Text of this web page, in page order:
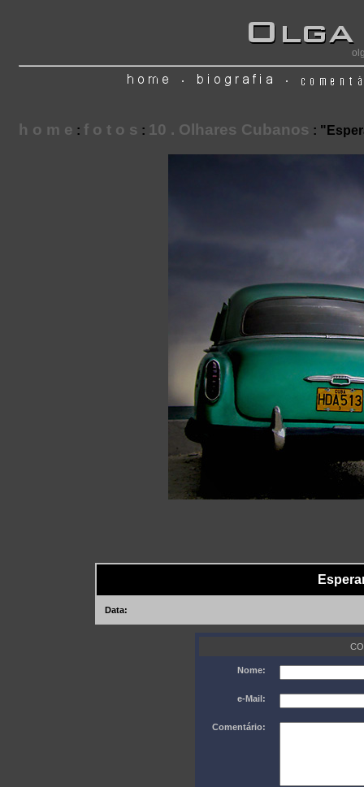
h o m e : f o t o s : 10 . Olhares Cubanos :
Data:
Nome:
e-Mail:
Comentário: